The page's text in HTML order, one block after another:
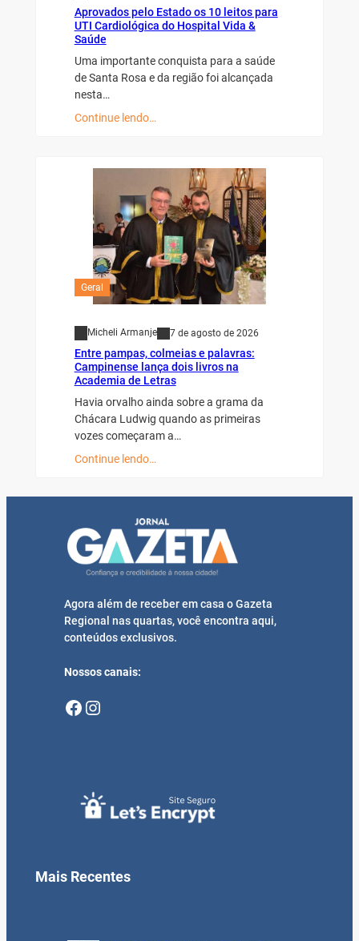
Aprovados pelo Estado os 10 leitos para
UTI Cardiológica do Hospital Vida &
Saúde
Uma importante conquista para a saúde
de Santa Rosa e da região foi alcançada
nesta…
Continue lendo…
Geral
Micheli Armanje 7 de agosto de 2026
Entre pampas, colmeias e palavras:
Campinense lança dois livros na
Academia de Letras
Havia orvalho ainda sobre a grama da
Chácara Ludwig quando as primeiras
vozes começaram a…
Continue lendo…
Agora além de receber em casa o Gazeta
Regional nas quartas, você encontra aqui,
conteúdos exclusivos.
Nossos canais:
Facebook Instagram
Mais Recentes